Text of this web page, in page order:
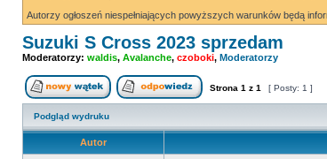
Autorzy ogłoszeń niespełniających powyższych warunków będą
Suzuki S Cross 2023 sprzedam
Moderatorzy: waldis, Avalanche, czoboki, Moderatorzy
Nowy temat Odpowiedz w temacie
Strona 1 z 1 [ Posty: 1 ]
Podgląd wydruku
Autor